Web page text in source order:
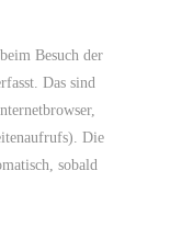
Besuch der
Das sind
Die
sobald